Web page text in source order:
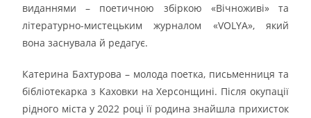
виданнями – поетичною збіркою «Вічноживі» та
літературно-мистецьким журналом «VOLYA», який
вона заснувала й редагує.
Катерина Бахтурова – молода поетка, письменниця та
бібліотекарка з Каховки на Херсонщині. Після окупації
рідного міста у 2022 році її родина знайшла прихисток